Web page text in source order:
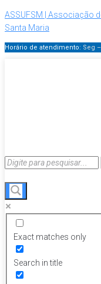
ASSUFSM | Associação
Santa Maria
Horário de atendimento: Seg
Exact matches only
Search in title